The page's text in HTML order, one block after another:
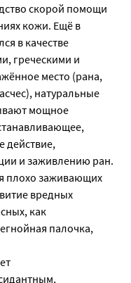
скорой помощи
кожи. Ещё в
в качестве
греческими и
место (рана,
натуральные
мощное
действие,
и заживлению ран.
плохо заживающих
вредных
как
палочка,